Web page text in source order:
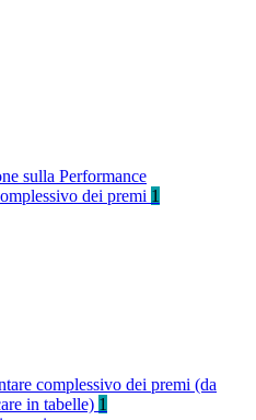
sulla Performance
dei premi 1
complessivo dei premi (da
in tabelle) 1